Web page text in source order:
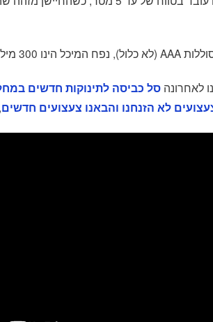
לאחרונהסל כביסה לתינוקות חדשים
לא הזנחנו והבאנו צעצועים חדשים